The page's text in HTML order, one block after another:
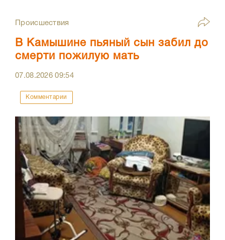
Происшествия
В Камышине пьяный сын забил до
смерти пожилую мать
07.08.202609:54
Комментарии